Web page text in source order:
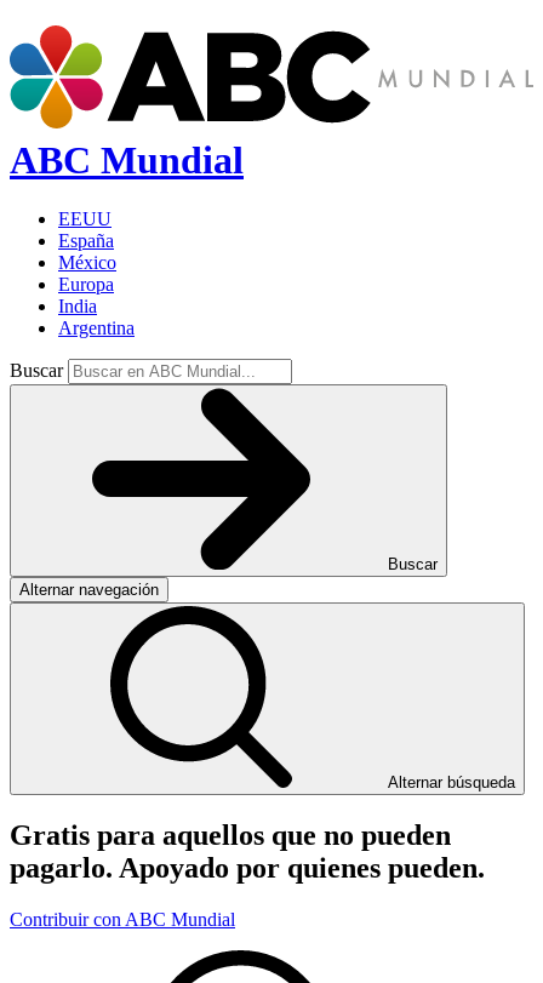
ABC Mundial
EEUU
España
México
Europa
India
Argentina
Buscar
Buscar
Alternar navegación
Alternar búsqueda
Gratis para aquellos que no pueden
pagarlo. Apoyado por quienes pueden.
Contribuir con ABC Mundial